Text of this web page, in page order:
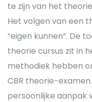
te zijn van het
Het volgen van een
“eigen kunnen”. De
theorie cursus zit in
methodiek hebben
CBR theorie-
persoonlijke aanpak